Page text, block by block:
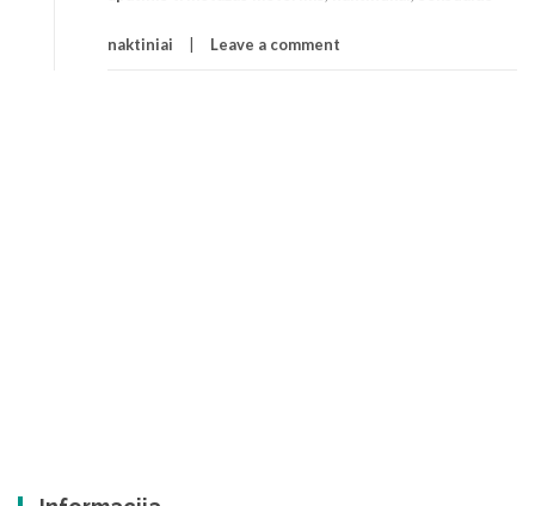
naktiniai Leave a comment